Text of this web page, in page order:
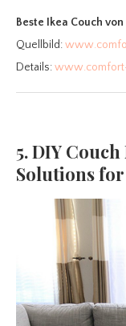
Beste Ikea Couch von
Quellbild:
Details:
5. DIY
Solutions